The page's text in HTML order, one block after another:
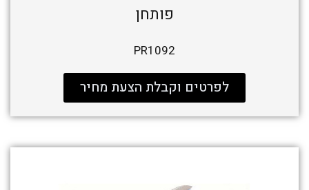
פותחן
PR1092
לפרטים וקבלת הצעת מחיר